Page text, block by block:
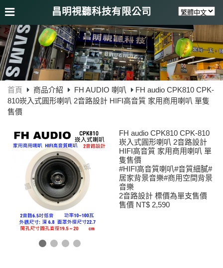
昌明視聽科技有限公司
首頁 商品介紹 FH AUDIO 喇叭
FH audio CPK810 CPK-
810崁入式圓形喇叭 2音路設計 HIFI高音質 家用商用喇叭 單隻
售價
FH audio CPK810 CPK-810
崁入式圓形喇叭 2音路設計
HIFI高音質 家用商用喇叭 單
隻售價
#HIFI高音質喇叭#音質細膩#
居家背景音樂#商用空間背景
音樂
2音路設計 標價為單支售價
售價 NT$ 2,590